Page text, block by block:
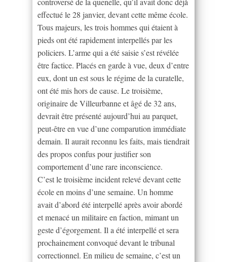
effectué le 28 janvier, devant cette même école.
Tous majeurs, les trois hommes qui étaient à
pieds ont été rapidement interpellés par les
policiers. L’arme qui a été saisie s’est révélée
être factice. Placés en garde à vue, deux d’entre
eux, dont un est sous le régime de la curatelle,
ont été mis hors de cause. Le troisième,
originaire de Villeurbanne et âgé de 32 ans,
devrait être présenté aujourd’hui au parquet,
peut-être en vue d’une comparution immédiate
demain. Il aurait reconnu les faits, mais tiendrait
des propos confus pour justifier son
comportement d’une rare inconscience.
C’est le troisième incident relevé devant cette
école en moins d’une semaine. Un homme
avait d’abord été interpellé après avoir abordé
et menacé un militaire en faction, mimant un
geste d’égorgement. Il a été interpellé et sera
prochainement convoqué devant le tribunal
correctionnel. En milieu de semaine, c’est un